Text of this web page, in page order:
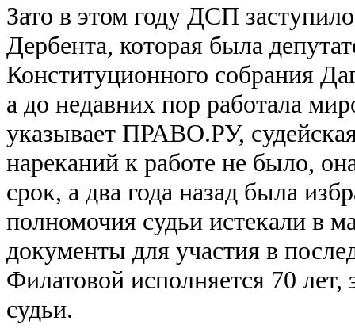
Зато в этом году ДСП
Дербента, которая была
Конституционного собрания
а до недавних пор работала
указывает ПРАВО.РУ,
нареканий к работе не было,
срок, а два года назад была
полномочия судьи истекали в
документы для участия в
Филатовой исполняется 70
судьи.